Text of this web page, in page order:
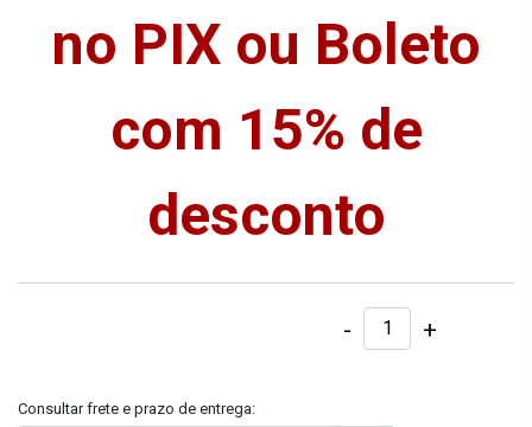
no PIX ou Boleto
com 15% de
desconto
- +
Consultar frete e prazo de entrega: